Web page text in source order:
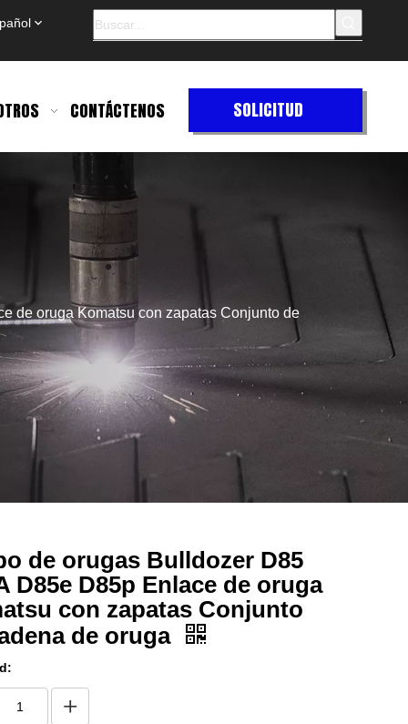
CONTÁCTENOS
SOLICITUD
DE
de oruga Komatsu con zapatas Conjunto de
de orugas Bulldozer D85
D85e D85p Enlace de oruga
con zapatas Conjunto
de oruga